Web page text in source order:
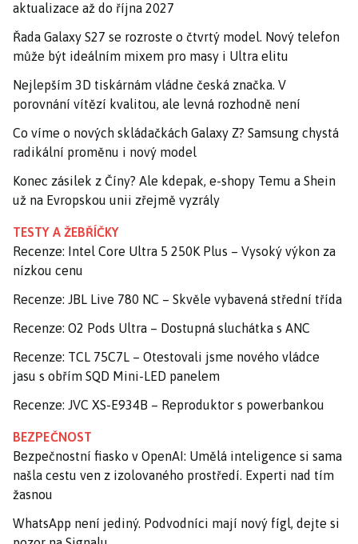
aktualizace až do října 2027
Řada Galaxy S27 se rozroste o čtvrtý model. Nový telefon
může být ideálním mixem pro masy i Ultra elitu
Nejlepším 3D tiskárnám vládne česká značka. V
porovnání vítězí kvalitou, ale levná rozhodně není
Co víme o nových skládačkách Galaxy Z? Samsung chystá
radikální proměnu i nový model
Konec zásilek z Číny? Ale kdepak, e-shopy Temu a Shein
už na Evropskou unii zřejmě vyzrály
TESTY A ŽEBŘÍČKY
Recenze: Intel Core Ultra 5 250K Plus – Vysoký výkon za
nízkou cenu
Recenze: JBL Live 780 NC – Skvěle vybavená střední třída
Recenze: O2 Pods Ultra – Dostupná sluchátka s ANC
Recenze: TCL 75C7L – Otestovali jsme nového vládce
jasu s obřím SQD Mini-LED panelem
Recenze: JVC XS-E934B – Reproduktor s powerbankou
BEZPEČNOST
Bezpečnostní fiasko v OpenAI: Umělá inteligence si sama
našla cestu ven z izolovaného prostředí. Experti nad tím
žasnou
WhatsApp není jediný. Podvodníci mají nový fígl, dejte si